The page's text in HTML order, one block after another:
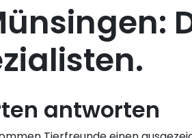
antworten